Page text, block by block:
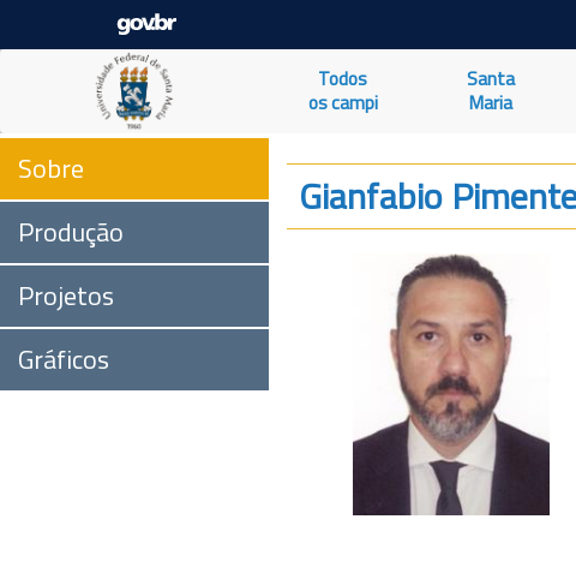
Todos
os campi
Santa
Maria
Sobre
Produção
Projetos
Gráficos
Gianfabio